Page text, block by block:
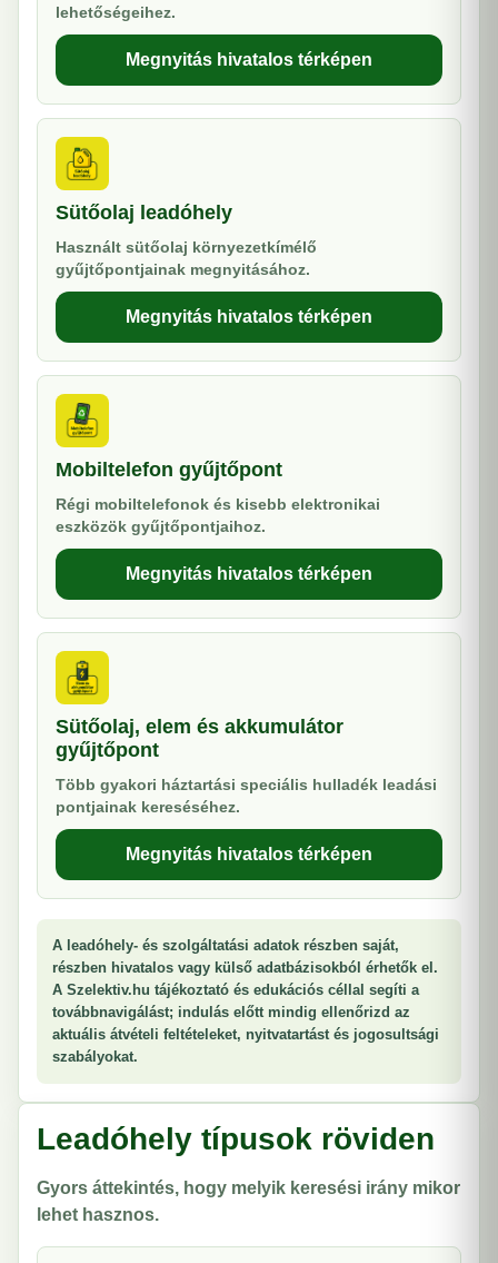
lehetőségeihez.
Megnyitás hivatalos térképen
Sütőolaj leadóhely
Használt sütőolaj környezetkímélő
gyűjtőpontjainak megnyitásához.
Megnyitás hivatalos térképen
Mobiltelefon gyűjtőpont
Régi mobiltelefonok és kisebb elektronikai
eszközök gyűjtőpontjaihoz.
Megnyitás hivatalos térképen
Sütőolaj, elem és akkumulátor
gyűjtőpont
Több gyakori háztartási speciális hulladék leadási
pontjainak kereséséhez.
Megnyitás hivatalos térképen
A leadóhely- és szolgáltatási adatok részben saját,
részben hivatalos vagy külső adatbázisokból érhetők el.
A Szelektiv.hu tájékoztató és edukációs céllal segíti a
továbbnavigálást; indulás előtt mindig ellenőrizd az
aktuális átvételi feltételeket, nyitvatartást és jogosultsági
szabályokat.
Leadóhely típusok röviden
Gyors áttekintés, hogy melyik keresési irány mikor
lehet hasznos.